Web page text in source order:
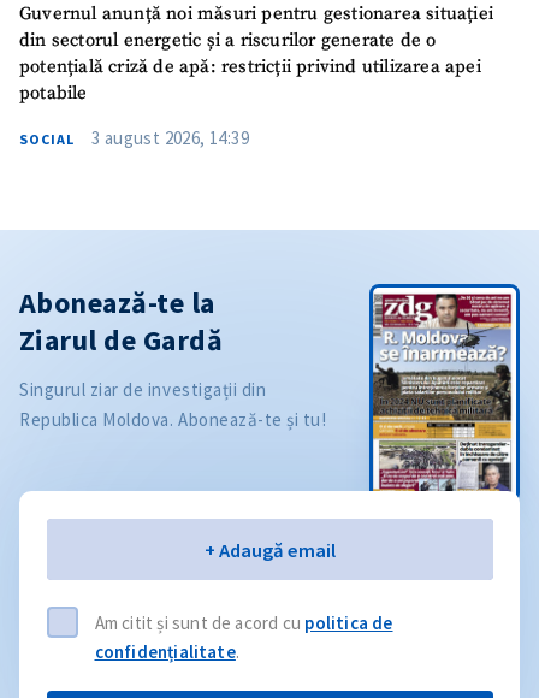
Guvernul anunță noi măsuri pentru gestionarea situației
din sectorul energetic și a riscurilor generate de o
potențială criză de apă: restricții privind utilizarea apei
potabile
SOCIAL 3 august 2026, 14:39
Abonează-te la
Ziarul de Gardă
Singurul ziar de investigații din
Republica Moldova. Abonează-te și tu!
+ Adaugă email
Am citit și sunt de acord cu politica de
confidențialitate.